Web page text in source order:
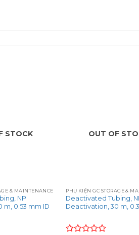
STOCK
& MAINTENANCE
NP
m, 0.53 mm ID
OUT OF
PHỤ KIỆN GC STORAGE &
Deactivated Tubing,
Deactivation, 30 m,